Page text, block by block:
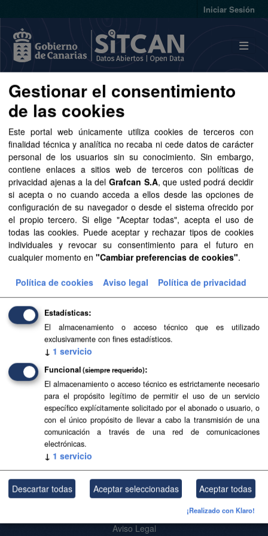
Iniciar Sesión
Conjuntos de datos
Ordenar por
1 conjunto de datos encontrado
Formatos: CSV SHP GeoJSON
Grupos:
Salud
Licencias:
Aviso Legal del Gobierno de Canarias
Organizaciones:
Sanidad
Filtrar Resultados
DESA
Desfribriladores Semiautomáticos y Automáticos Externos
(DESA).
GeoJSON CSV SHP
Usted también puede acceder a este registro utilizando los
API Docs ).
Acerca de SITCAN Open Data
Aviso Legal
Gestionar el consentimiento
de las cookies
Este portal web únicamente utiliza cookies de terceros con
finalidad técnica y analítica no recaba ni cede datos de carácter
personal de los usuarios sin su conocimiento. Sin embargo,
contiene enlaces a sitios web de terceros con políticas de
privacidad ajenas a la del Grafcan S.A, que usted podrá decidir
si acepta o no cuando acceda a ellos desde las opciones de
configuración de su navegador o desde el sistema ofrecido por
el propio tercero. Si elige "Aceptar todas", acepta el uso de
todas las cookies. Puede aceptar y rechazar tipos de cookies
individuales y revocar su consentimiento para el futuro en
cualquier momento en "Cambiar preferencias de cookies".
Política de cookies Aviso legal Política de privacidad
Estadísticas
El almacenamiento o acceso técnico que es utilizado
exclusivamente con fines estadísticos.
↓ 1 servicio
Funcional (siempre requerido)
El almacenamiento o acceso técnico es estrictamente necesario
para el propósito legítimo de permitir el uso de un servicio
específico explícitamente solicitado por el abonado o usuario, o
con el único propósito de llevar a cabo la transmisión de una
comunicación a través de una red de comunicaciones
electrónicas.
↓ 1 servicio
Descartar todas Aceptar seleccionadas Aceptar todas
¡Realizado con Klaro!